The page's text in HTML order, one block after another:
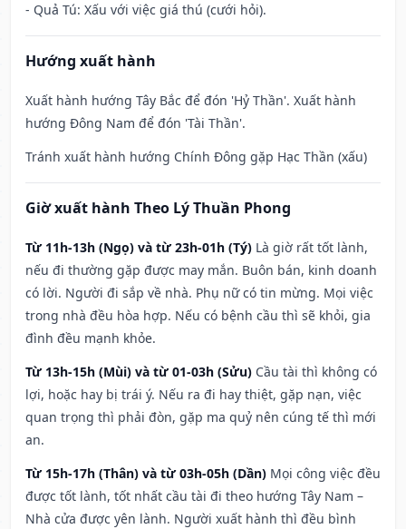
- Quả Tú: Xấu với việc giá thú (cưới hỏi).
Hướng xuất hành
Xuất hành hướng Tây Bắc để đón 'Hỷ Thần'. Xuất hành
hướng Đông Nam để đón 'Tài Thần'.
Tránh xuất hành hướng Chính Đông gặp Hạc Thần (xấu)
Giờ xuất hành Theo Lý Thuần Phong
Từ 11h-13h (Ngọ) và từ 23h-01h (Tý) Là giờ rất tốt lành,
nếu đi thường gặp được may mắn. Buôn bán, kinh doanh
có lời. Người đi sắp về nhà. Phụ nữ có tin mừng. Mọi việc
trong nhà đều hòa hợp. Nếu có bệnh cầu thì sẽ khỏi, gia
đình đều mạnh khỏe.
Từ 13h-15h (Mùi) và từ 01-03h (Sửu) Cầu tài thì không có
lợi, hoặc hay bị trái ý. Nếu ra đi hay thiệt, gặp nạn, việc
quan trọng thì phải đòn, gặp ma quỷ nên cúng tế thì mới
an.
Từ 15h-17h (Thân) và từ 03h-05h (Dần) Mọi công việc đều
được tốt lành, tốt nhất cầu tài đi theo hướng Tây Nam –
Nhà cửa được yên lành. Người xuất hành thì đều bình